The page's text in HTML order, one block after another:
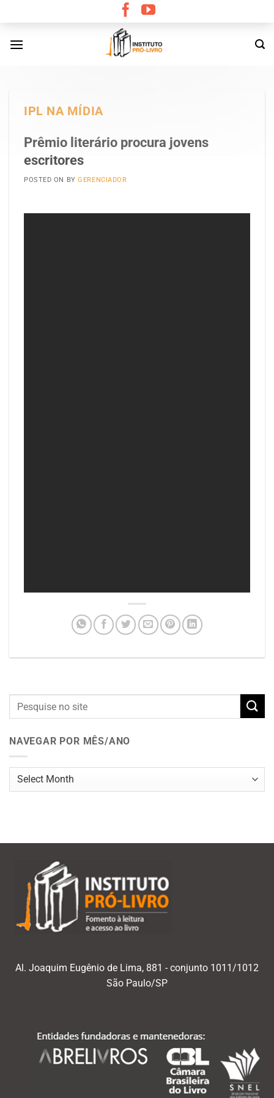
content
IPL NA MÍDIA
Prêmio literário procura jovens
escritores
POSTED ON BYGERENCIADOR
NAVEGAR POR MÊS/ANO
Navegar
Al. Joaquim Eugênio de Lima, 881 - conjunto 1011/1012
São Paulo/SP